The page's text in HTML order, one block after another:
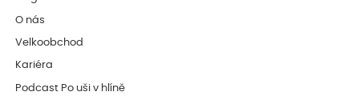
O nás
Velkoobchod
Kariéra
Podcast Po uši v hlíně